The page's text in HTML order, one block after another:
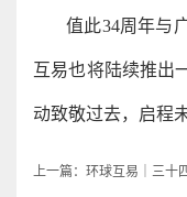
值此34周年与
互易也将陆续推出
动致敬过去，启程
上一篇： 环球互易｜三十